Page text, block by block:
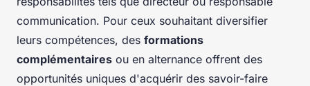
communication. Pour ceux souhaitant diversifier
leurs compétences, des formations
complémentaires ou en alternance offrent des
opportunités uniques d'acquérir des savoir-faire